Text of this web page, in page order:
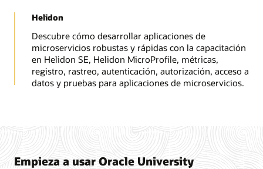
Helidon
Descubre cómo desarrollar aplicaciones de
microservicios robustas y rápidas con la capacitación
en Helidon SE, Helidon MicroProfile, métricas,
registro, rastreo, autenticación, autorización, acceso a
datos y pruebas para aplicaciones de microservicios.
Empieza a usar Oracle University